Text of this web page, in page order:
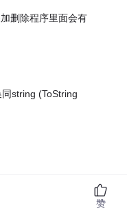
删除程序里面会有
string (ToString
赞